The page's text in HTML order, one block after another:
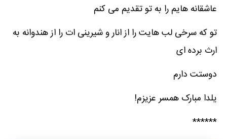
عاشقانه هایم را به تو تقدیم می کنم
تو که سرخی لب هایت را از انار و شیرینی ات را از هندوانه به
ارث برده ای
دوستت دارم
یلدا مبارک همسر عزیزم!
******